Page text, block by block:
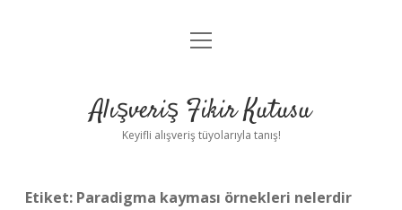
Anasayfa
Yasal Uyarı
menüyü
Alışveriş Fikir Kutusu
Keyifli alışveriş tüyolarıyla tanış!
Etiket: Paradigma kayması örnekleri nelerdir